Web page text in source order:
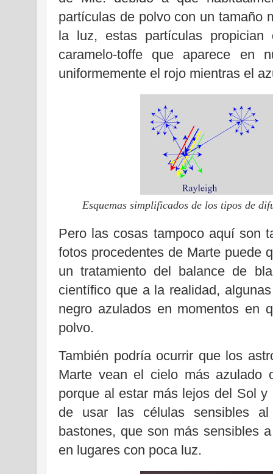
partículas de polvo con un tamaño
la luz, estas partículas
caramelo-toffe que aparece en
uniformemente el rojo mientras el
Esquemas simplificados de los tipos de
Pero las cosas tampoco aquí son
fotos procedentes de Marte puede
un tratamiento del balance de
científico que a la realidad,
negro azulados en momentos en
polvo.
También podría ocurrir que los
Marte vean el cielo más
porque al estar más lejos del Sol
de usar las células sensibles
bastones, que son más sensibles
en lugares con poca luz.